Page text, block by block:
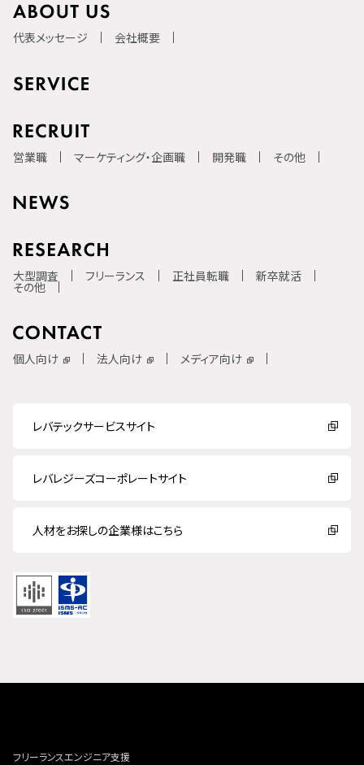
代表メッセージ 会社概要
営業職 マーケティング・企画職 開発職 その他
大型調査 フリーランス 正社員転職 新卒就活
その他
個人向け 法人向け メディア向け
レバテックサービスサイト
レバレジーズコーポレートサイト
人材をお探しの企業様はこちら
フリーランスエンジニア支援